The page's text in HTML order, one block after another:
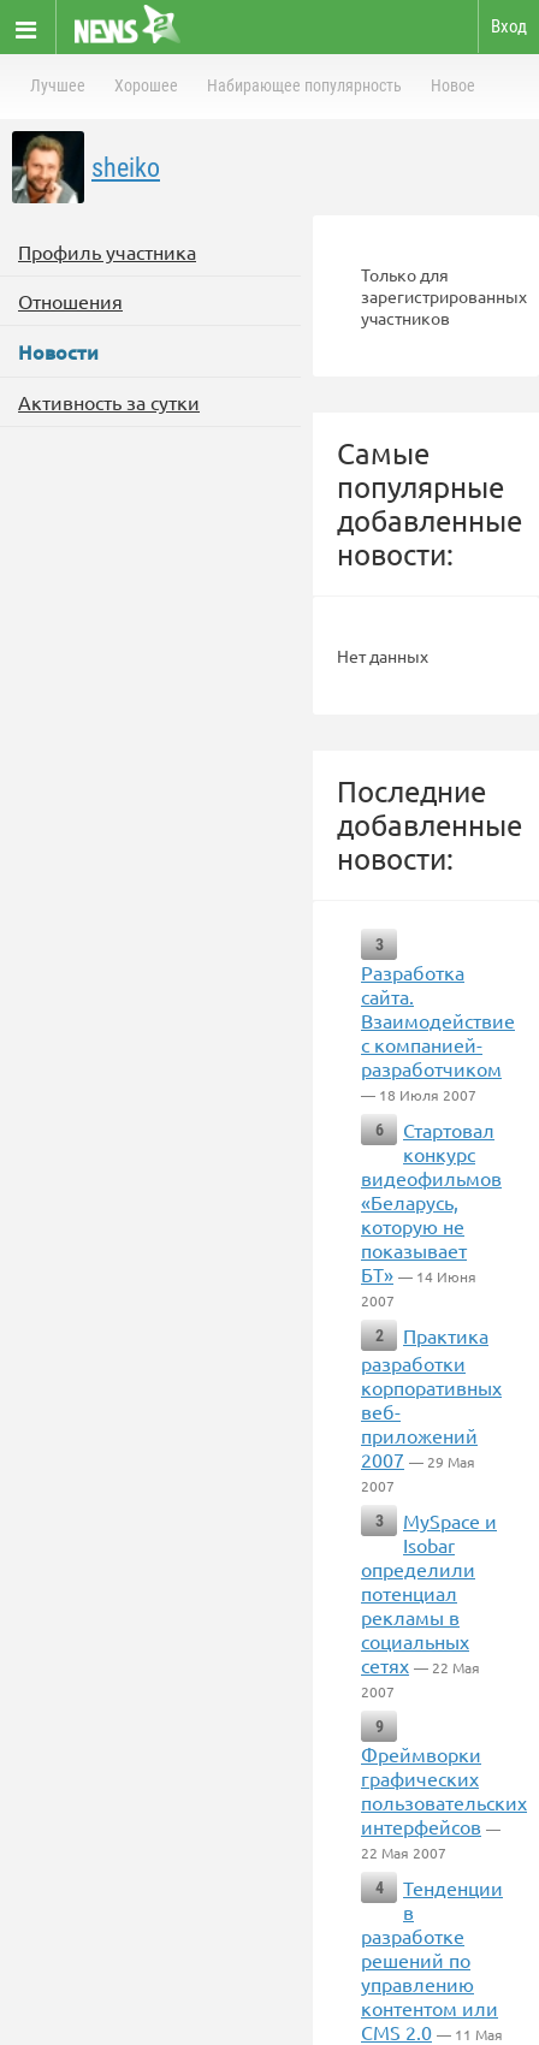
Вход
Лучшее Хорошее Набирающее популярность Новое
sheiko
Профиль участника
Отношения
Новости
Активность за сутки
Только для
зарегистрированных
участников
Самые
популярные
добавленные
новости:
Нет данных
Последние
добавленные
новости:
3
Разработка
сайта.
Взаимодействие
с компанией-
разработчиком
— 18 Июля 2007
6
Стартовал
конкурс
видеофильмов
«Беларусь,
которую не
показывает
БТ» — 14 Июня
2007
2
Практика
разработки
корпоративных
веб-
приложений
2007 — 29 Мая
2007
3
MySpace и
Isobar
определили
потенциал
рекламы в
социальных
сетях — 22 Мая
2007
9
Фреймворки
графических
пользовательских
интерфейсов —
22 Мая 2007
4
Тенденции
в
разработке
решений по
управлению
контентом или
CMS 2.0 — 11 Мая